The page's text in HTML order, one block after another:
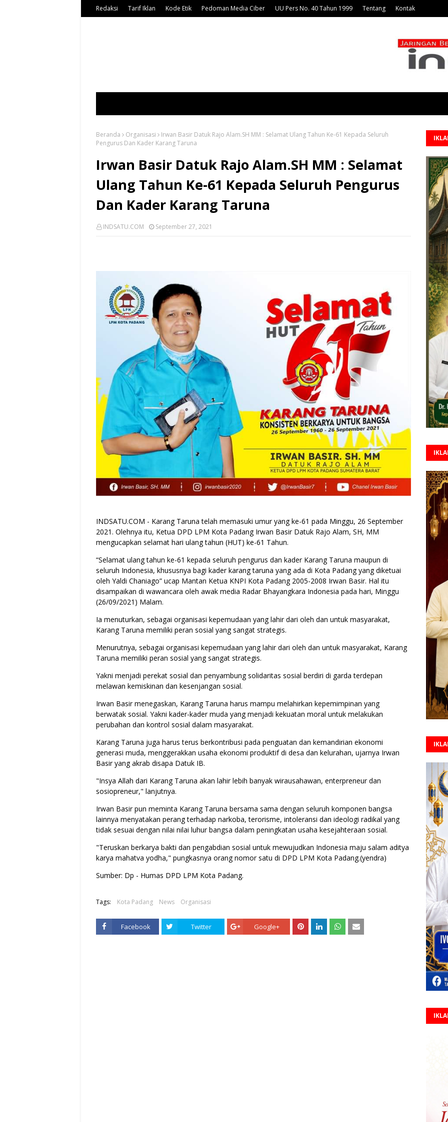
Redaksi Tarif Iklan Kode Etik Pedoman Media Ciber UU Pers No. 40 Tahun 1999 Tentang Kontak
Beranda Organisasi
Irwan Basir Datuk Rajo Alam.SH MM : Selamat Ulang Tahun Ke-61 Kepada Seluruh
Pengurus Dan Kader Karang Taruna
Irwan Basir Datuk Rajo Alam.SH MM : Selamat
Ulang Tahun Ke-61 Kepada Seluruh Pengurus
Dan Kader Karang Taruna
INDSATU.COM September 27, 2021
INDSATU.COM - Karang Taruna telah memasuki umur yang ke-61 pada Minggu, 26 September
2021. Olehnya itu, Ketua DPD LPM Kota Padang Irwan Basir Datuk Rajo Alam, SH, MM
mengucapkan selamat hari ulang tahun (HUT) ke-61 Tahun.
“Selamat ulang tahun ke-61 kepada seluruh pengurus dan kader Karang Taruna maupun di
seluruh Indonesia, khususnya bagi kader karang taruna yang ada di Kota Padang yang diketuai
oleh Yaldi Chaniago” ucap Mantan Ketua KNPI Kota Padang 2005-2008 Irwan Basir. Hal itu
disampaikan di wawancara oleh awak media Radar Bhayangkara Indonesia pada hari, Minggu
(26/09/2021) Malam.
Ia menuturkan, sebagai organisasi kepemudaan yang lahir dari oleh dan untuk masyarakat,
Karang Taruna memiliki peran sosial yang sangat strategis.
Menurutnya, sebagai organisasi kepemudaan yang lahir dari oleh dan untuk masyarakat, Karang
Taruna memiliki peran sosial yang sangat strategis.
Yakni menjadi perekat sosial dan penyambung solidaritas sosial berdiri di garda terdepan
melawan kemiskinan dan kesenjangan sosial.
Irwan Basir menegaskan, Karang Taruna harus mampu melahirkan kepemimpinan yang
berwatak sosial. Yakni kader-kader muda yang menjadi kekuatan moral untuk melakukan
perubahan dan kontrol sosial dalam masyarakat.
Karang Taruna juga harus terus berkontribusi pada penguatan dan kemandirian ekonomi
generasi muda, menggerakkan usaha ekonomi produktif di desa dan kelurahan, ujarnya Irwan
Basir yang akrab disapa Datuk IB.
"Insya Allah dari Karang Taruna akan lahir lebih banyak wirausahawan, enterpreneur dan
sosiopreneur," lanjutnya.
Irwan Basir pun meminta Karang Taruna bersama sama dengan seluruh komponen bangsa
lainnya menyatakan perang terhadap narkoba, terorisme, intoleransi dan ideologi radikal yang
tidak sesuai dengan nilai nilai luhur bangsa dalam peningkatan usaha kesejahteraan sosial.
"Teruskan berkarya bakti dan pengabdian sosial untuk mewujudkan Indonesia maju salam aditya
karya mahatva yodha," pungkasnya orang nomor satu di DPD LPM Kota Padang.(yendra)
Sumber: Dp - Humas DPD LPM Kota Padang.
Tags: Kota Padang News Organisasi
Facebook Twitter Google+